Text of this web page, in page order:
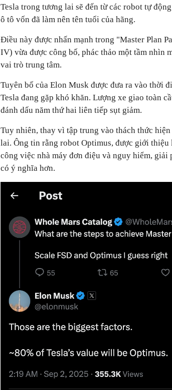
Tesla trong tương lai sẽ đến từ các robot tự
ô tô vốn đã làm nên tên tuổi của hãng.
Điều này được nhấn mạnh trong "Master Plan
IV) vừa được công bố, phác thảo một tầm nhìn
vai trò trung tâm.
Tuyên bố của Elon Musk được đưa ra vào thời
Tesla đang gặp khó khăn. Lượng xe giao toàn
đánh dấu năm thứ hai liên tiếp sụt giảm.
Tuy nhiên, thay vì tập trung vào thách thức
lai. Ông tin rằng robot Optimus, được giới thiệu
công việc nhà máy đơn điệu và nguy hiểm,
có ý nghĩa hơn.